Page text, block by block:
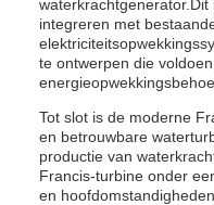
integreren met
te ontwerpen die
Tot slot is de moderne
en betrouwbare
productie van
Francis-turbine onder
en